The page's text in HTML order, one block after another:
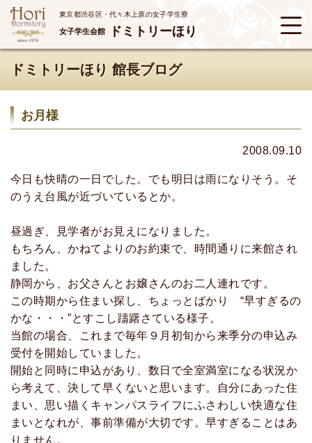
東京都渋谷区・代々木上原の女子学生寮
女子学生会館 ドミトリーほり
ドミトリーほり 館長ブログ
お月様
2008.09.10
今日も快晴の一日でした。でも明日は雨になりそう。そ
のうえ台風が近づいているとか。
昼過ぎ、見学者がお見えになりました。
もちろん、かねてよりのお約束で、時間通りに来館され
ました。
静岡から、お父さんとお嬢さんのお二人連れです。
この時期から住まい探し、ちょっとばかり “早すぎるの
かな・・・”とすこし躊躇さている様子。
当館の場合、これまで毎年９月初旬から来季分の申込み
受付を開始していました。
開始と同時に申込があり、数日で全室満室になる状況か
ら考えて、決して早くないと思います。自分にあった住
まい、思い描くキャンパスライフにふさわしい快適な住
まいとなれが、事前準備が大切です。早すぎることはあ
りません。